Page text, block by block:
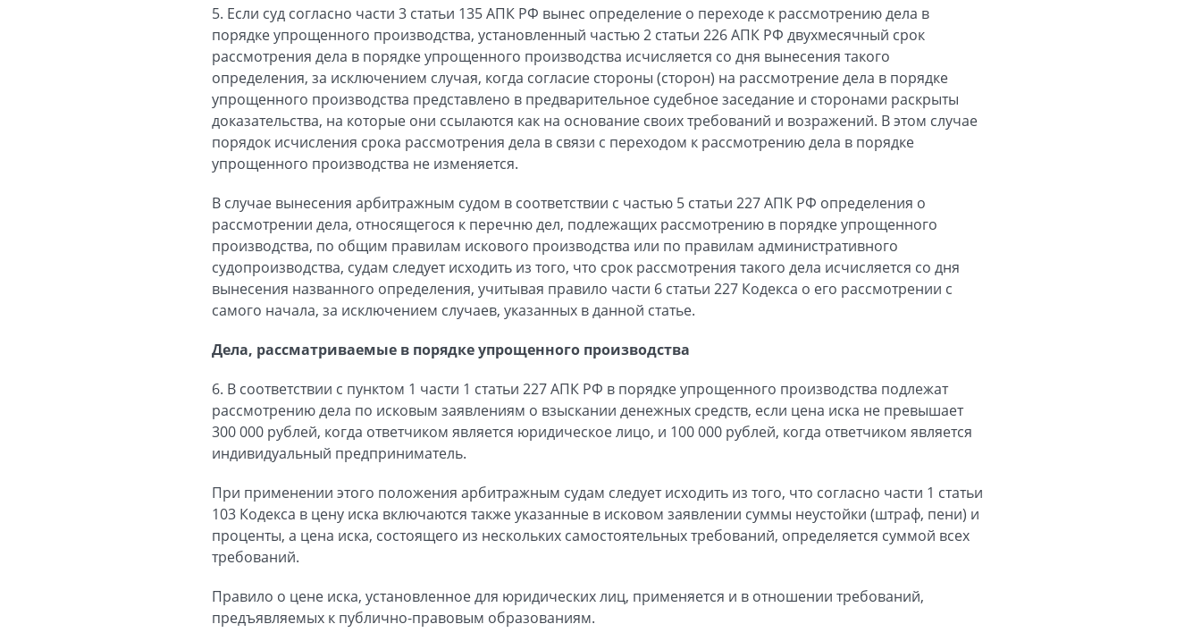
5. Если суд согласно части 3 статьи 135 АПК РФ вынес определение о переходе к рассмотрению дела в
порядке упрощенного производства, установленный частью 2 статьи 226 АПК РФ двухмесячный срок
рассмотрения дела в порядке упрощенного производства исчисляется со дня вынесения такого
определения, за исключением случая, когда согласие стороны (сторон) на рассмотрение дела в порядке
упрощенного производства представлено в предварительное судебное заседание и сторонами раскрыты
доказательства, на которые они ссылаются как на основание своих требований и возражений. В этом случае
порядок исчисления срока рассмотрения дела в связи с переходом к рассмотрению дела в порядке
упрощенного производства не изменяется.
В случае вынесения арбитражным судом в соответствии с частью 5 статьи 227 АПК РФ определения о
рассмотрении дела, относящегося к перечню дел, подлежащих рассмотрению в порядке упрощенного
производства, по общим правилам искового производства или по правилам административного
судопроизводства, судам следует исходить из того, что срок рассмотрения такого дела исчисляется со дня
вынесения названного определения, учитывая правило части 6 статьи 227 Кодекса о его рассмотрении с
самого начала, за исключением случаев, указанных в данной статье.
Дела, рассматриваемые в порядке упрощенного производства
6. В соответствии с пунктом 1 части 1 статьи 227 АПК РФ в порядке упрощенного производства подлежат
рассмотрению дела по исковым заявлениям о взыскании денежных средств, если цена иска не превышает
300 000 рублей, когда ответчиком является юридическое лицо, и 100 000 рублей, когда ответчиком является
индивидуальный предприниматель.
При применении этого положения арбитражным судам следует исходить из того, что согласно части 1 статьи
103 Кодекса в цену иска включаются также указанные в исковом заявлении суммы неустойки (штраф, пени) и
проценты, а цена иска, состоящего из нескольких самостоятельных требований, определяется суммой всех
требований.
Правило о цене иска, установленное для юридических лиц, применяется и в отношении требований,
предъявляемых к публично-правовым образованиям.